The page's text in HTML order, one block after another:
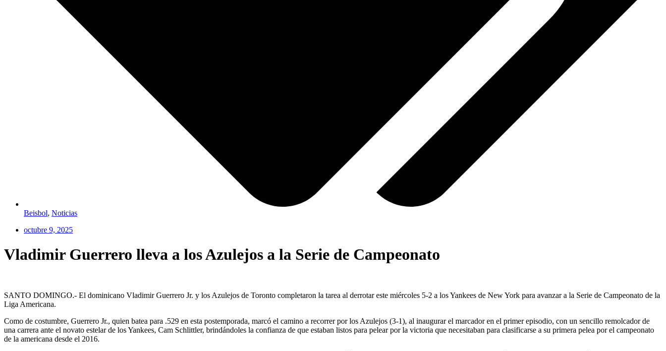
Beisbol, Noticias
octubre 9, 2025
Vladimir Guerrero lleva a los Azulejos a la Serie de Campeonato
SANTO DOMINGO.- El dominicano Vladimir Guerrero Jr. y los Azulejos de Toronto completaron la tarea al derrotar este miércoles 5-2 a los Yankees de New York para avanzar a la Serie de Campeonato de la
Liga Americana.
Como de costumbre, Guerrero Jr., quien batea para .529 en esta postemporada, marcó el camino a recorrer por los Azulejos (3-1), al inaugurar el marcador en el primer episodio, con un sencillo remolcador de
una carrera ante el novato estelar de los Yankees, Cam Schlittler, brindándoles la confianza de que estaban listos para pelear por la victoria que necesitaban para clasificarse a su primera pelea por el campeonato
de la americana desde el 2016.